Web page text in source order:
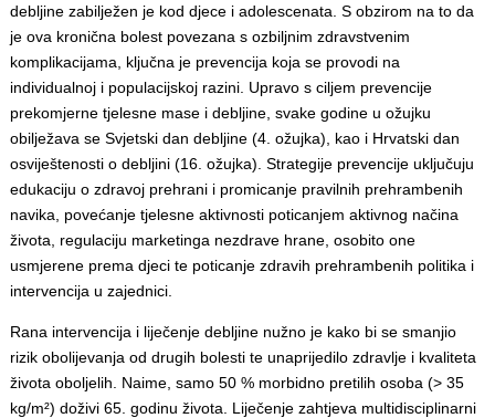
debljine zabilježen je kod djece i adolescenata. S obzirom na to da
je ova kronična bolest povezana s ozbiljnim zdravstvenim
komplikacijama, ključna je prevencija koja se provodi na
individualnoj i populacijskoj razini. Upravo s ciljem prevencije
prekomjerne tjelesne mase i debljine, svake godine u ožujku
obilježava se Svjetski dan debljine (4. ožujka), kao i Hrvatski dan
osviještenosti o debljini (16. ožujka). Strategije prevencije uključuju
edukaciju o zdravoj prehrani i promicanje pravilnih prehrambenih
navika, povećanje tjelesne aktivnosti poticanjem aktivnog načina
života, regulaciju marketinga nezdrave hrane, osobito one
usmjerene prema djeci te poticanje zdravih prehrambenih politika i
intervencija u zajednici.
Rana intervencija i liječenje debljine nužno je kako bi se smanjio
rizik obolijevanja od drugih bolesti te unaprijedilo zdravlje i kvaliteta
života oboljelih. Naime, samo 50 % morbidno pretilih osoba (> 35
kg/m²) doživi 65. godinu života. Liječenje zahtjeva multidisciplinarni